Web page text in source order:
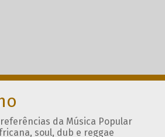
da Música Popular
soul, dub e reggae